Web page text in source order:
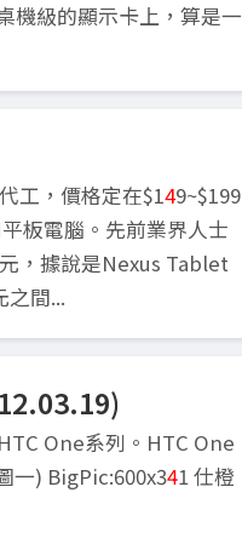
機級的顯示卡上，算是一
工，價格定在$149~$199
板電腦。先前業界人士
，據說是Nexus Tablet
之間...
One系列。HTC One
一) BigPic:600x341 仕橙